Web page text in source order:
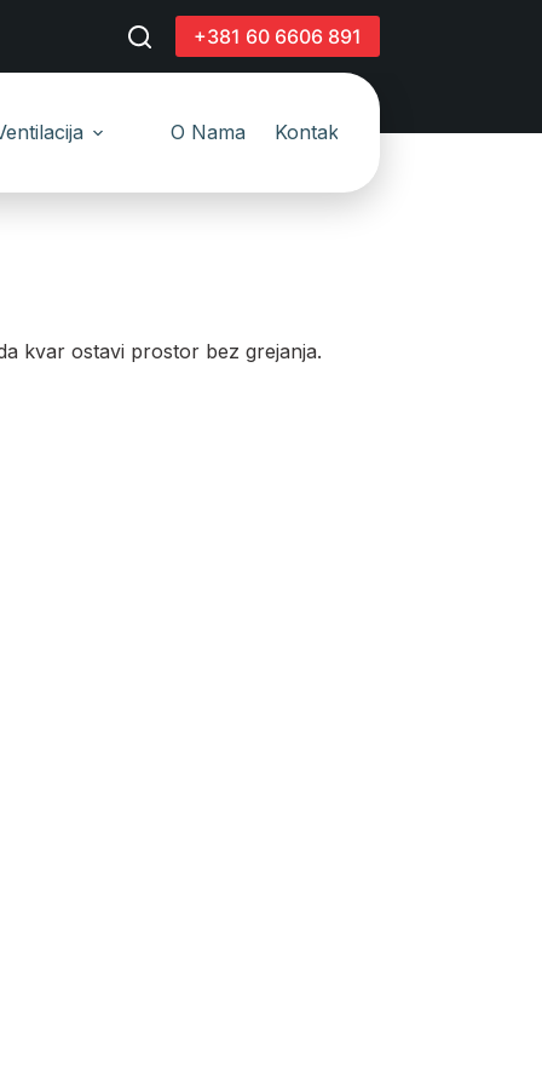
+381 60 6606 891
O Nama Kontakt
kvar ostavi prostor bez grejanja.